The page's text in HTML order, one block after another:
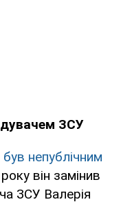
ЗСУ
був непублічним
він замінив
ЗСУ Валерія